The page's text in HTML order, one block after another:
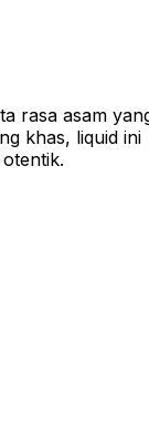
rasa asam
khas, liquid ini